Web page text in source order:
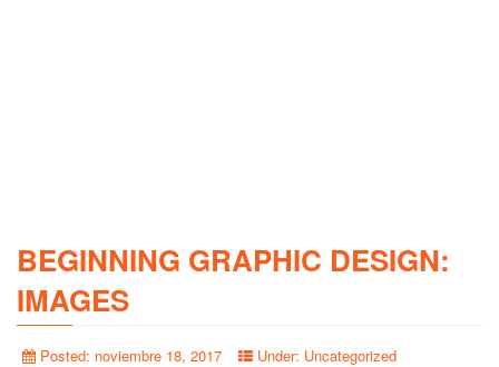
BEGINNING GRAPHIC DESIGN:
IMAGES
Posted: noviembre 18, 2017 Under: Uncategorized